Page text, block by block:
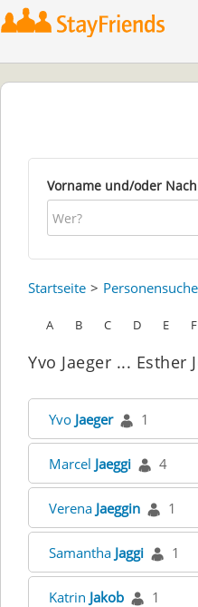
Vorname und/oder
Startseite Personensuche
A B C D E F
Yvo Jaeger ... Esther
Yvo Jaeger 1
Marcel Jaeggi 4
Verena Jaeggin 1
Samantha Jaggi 1
Katrin Jakob 1